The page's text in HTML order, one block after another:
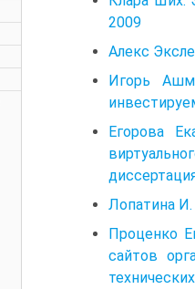
2009
Алекс
Игорь
Егорова
Лопатина
Проценко
сайтов